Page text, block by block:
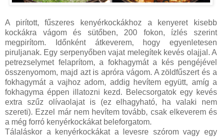
A pirított, fűszeres kenyérkockákhoz a kenyeret kisebb
kockákra vágom és sütőben, 200 fokon, ízlés szerint
megpirítom. Időnként átkeverem, hogy egyenletesen
piruljanak. Egy serpenyőben vajat melegítek kevés olajjal. A
petrezselymet felaprítom, a fokhagymát a kés pengéjével
összenyomom, majd azt is apróra vágom. A zöldfűszert és a
fokhagymát a vajhoz adom, addig hevítem együtt, amíg a
fokhagyma éppen illatozni kezd. Belecsorgatok egy kevés
extra szűz olívaolajat is (ez elhagyható, ha valaki nem
szereti). Ezzel már nem hevítem tovább, csak elkeverem és
a még forró kenyérkockákat beleforgatom.
Tálaláskor a kenyérkockákat a levesre szórom vagy egy